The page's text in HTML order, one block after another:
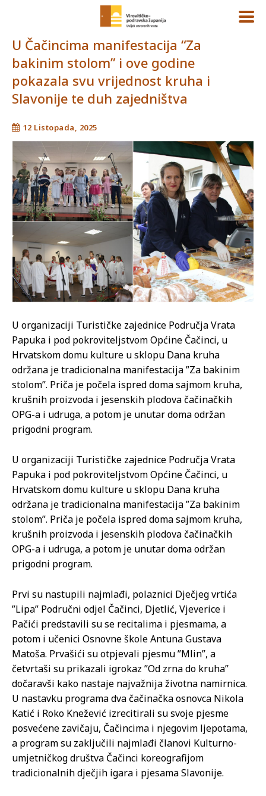
U Čačincima manifestacija “Za
bakinim stolom” i ove godine
pokazala svu vrijednost kruha i
Slavonije te duh zajedništva
12 Listopada, 2025
U organizaciji Turističke zajednice Područja Vrata
Papuka i pod pokroviteljstvom Općine Čačinci, u
Hrvatskom domu kulture u sklopu Dana kruha
održana je tradicionalna manifestacija ”Za bakinim
stolom”. Priča je počela ispred doma sajmom kruha,
krušnih proizvoda i jesenskih plodova čačinačkih
OPG-a i udruga, a potom je unutar doma održan
prigodni program.
U organizaciji Turističke zajednice Područja Vrata
Papuka i pod pokroviteljstvom Općine Čačinci, u
Hrvatskom domu kulture u sklopu Dana kruha
održana je tradicionalna manifestacija ”Za bakinim
stolom”. Priča je počela ispred doma sajmom kruha,
krušnih proizvoda i jesenskih plodova čačinačkih
OPG-a i udruga, a potom je unutar doma održan
prigodni program.
Prvi su nastupili najmlađi, polaznici Dječjeg vrtića
”Lipa” Područni odjel Čačinci, Djetlić, Vjeverice i
Pačići predstavili su se recitalima i pjesmama, a
potom i učenici Osnovne škole Antuna Gustava
Matoša. Prvašići su otpjevali pjesmu ”Mlin”, a
četvrtaši su prikazali igrokaz ”Od zrna do kruha”
dočaravši kako nastaje najvažnija životna namirnica.
U nastavku programa dva čačinačka osnovca Nikola
Katić i Roko Knežević izrecitirali su svoje pjesme
posvećene zavičaju, Čačincima i njegovim ljepotama,
a program su zaključili najmlađi članovi Kulturno-
umjetničkog društva Čačinci koreografijom
tradicionalnih dječjih igara i pjesama Slavonije.